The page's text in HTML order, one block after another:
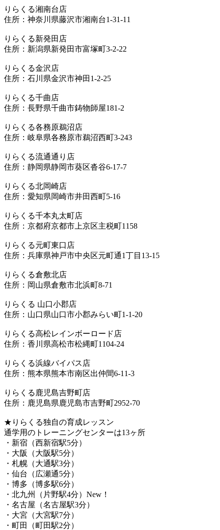
りらくる湘南台店
住所：神奈川県藤沢市湘南台1-31-11
りらくる新発田店
住所：新潟県新発田市富塚町3-2-22
りらくる金沢店
住所：石川県金沢市神田1-2-25
りらくる千曲店
住所：長野県千曲市鋳物師屋181-2
りらくる各務原鵜沼店
住所：岐阜県各務原市鵜沼西町3-243
りらくる流通通り店
住所：静岡県静岡市葵区沓谷6-17-7
りらくる北岡崎店
住所：愛知県岡崎市井田西町5-16
りらくる千本丸太町店
住所：京都府京都市上京区主税町1158
りらくる元町東口店
住所：兵庫県神戸市中央区元町通1丁目13-15
りらくる倉敷北店
住所：岡山県倉敷市北浜町8-71
りらくる 山口小郡店
住所：山口県山口市小郡みらい町1-1-20
りらくる高松レインボーロード店
住所：香川県高松市松縄町1104-24
りらくる浜線バイパス店
住所：熊本県熊本市南区出仲間6-11-3
りらくる鹿児島吉野町店
住所：鹿児島県鹿児島市吉野町2952-70
★りらくる独自の育成レッスン
通学用のトレーニングセンターは13ヶ所
・新宿（西新宿駅5分）
・大阪（大阪駅5分）
・札幌（大通駅3分）
・仙台（広瀬通5分）
・博多（博多駅6分）
・北九州（片野駅4分）New！
・名古屋（名古屋駅3分）
・大宮（大宮駅7分）
・町田（町田駅2分）